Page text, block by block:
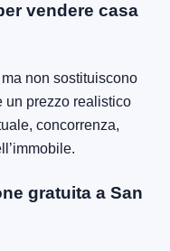
vendere casa
ma non sostituiscono
un prezzo realistico
concorrenza,
gratuita a San